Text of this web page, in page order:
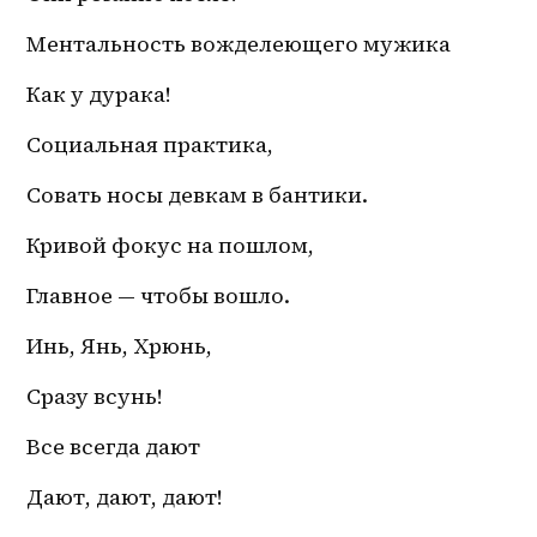
Ментальность вожделеющего мужика
Как у дурака!
Социальная практика,
Совать носы девкам в бантики.
Кривой фокус на пошлом,
Главное — чтобы вошло.
Инь, Янь, Хрюнь,
Сразу всунь!
Все всегда дают
Дают, дают, дают!